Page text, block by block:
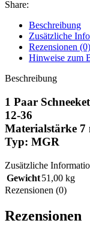
Share:
Beschreibung
Zusätzliche
Rezensionen (0)
Hinweise zum
Beschreibung
1 Paar
12-36
Materialstärke 7
Typ: MGR
Zusätzliche
Gewicht51,00 kg
Rezensionen (0)
Rezensionen